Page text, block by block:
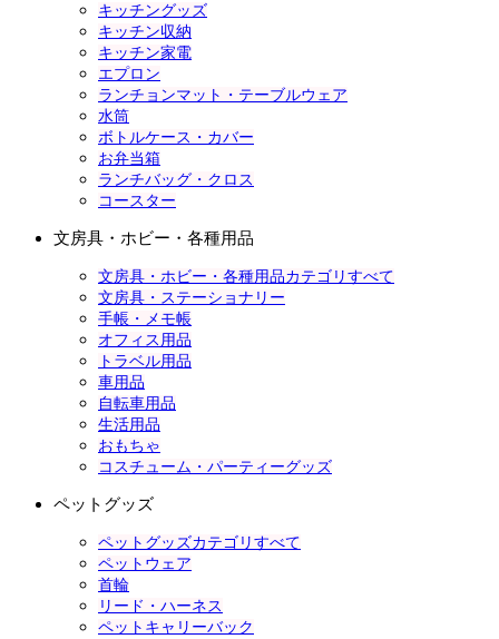
キッチングッズ
キッチン収納
キッチン家電
エプロン
ランチョンマット・テーブルウェア
水筒
ボトルケース・カバー
お弁当箱
ランチバッグ・クロス
コースター
文房具・ホビー・各種用品
文房具・ホビー・各種用品カテゴリすべて
文房具・ステーショナリー
手帳・メモ帳
オフィス用品
トラベル用品
車用品
自転車用品
生活用品
おもちゃ
コスチューム・パーティーグッズ
ペットグッズ
ペットグッズカテゴリすべて
ペットウェア
首輪
リード・ハーネス
ペットキャリーバック